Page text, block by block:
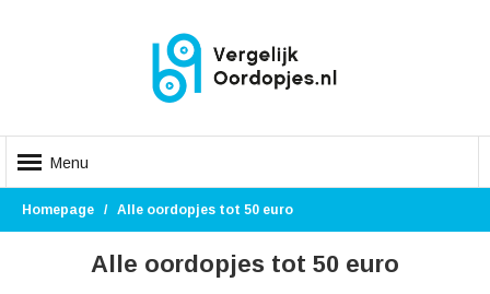
Menu
Homepage Alle oordopjes tot 50 euro
Alle oordopjes tot 50 euro